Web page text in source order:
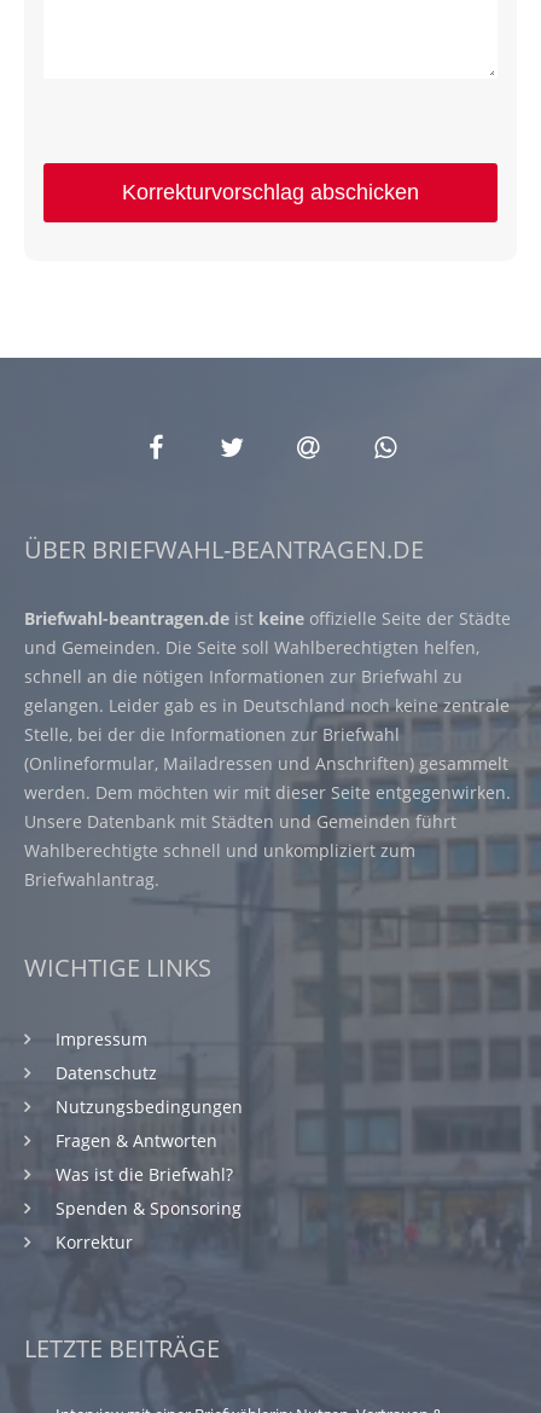
Korrekturvorschlag abschicken
ÜBER BRIEFWAHL-BEANTRAGEN.DE
Briefwahl-beantragen.de ist keine offizielle Seite der Städte
und Gemeinden. Die Seite soll Wahlberechtigten helfen,
schnell an die nötigen Informationen zur Briefwahl zu
gelangen. Leider gab es in Deutschland noch keine zentrale
Stelle, bei der die Informationen zur Briefwahl
(Onlineformular, Mailadressen und Anschriften) gesammelt
werden. Dem möchten wir mit dieser Seite entgegenwirken.
Unsere Datenbank mit Städten und Gemeinden führt
Wahlberechtigte schnell und unkompliziert zum
Briefwahlantrag.
WICHTIGE LINKS
Impressum
Datenschutz
Nutzungsbedingungen
Fragen & Antworten
Was ist die Briefwahl?
Spenden & Sponsoring
Korrektur
LETZTE BEITRÄGE